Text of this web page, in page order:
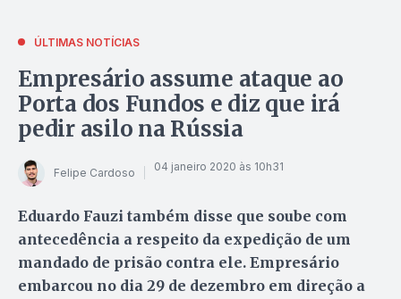
ÚLTIMAS NOTÍCIAS
Empresário assume ataque ao
Porta dos Fundos e diz que irá
pedir asilo na Rússia
Felipe Cardoso 04 janeiro 2020 às 10h31
Eduardo Fauzi também disse que soube com
antecedência a respeito da expedição de um
mandado de prisão contra ele. Empresário
embarcou no dia 29 de dezembro em direção a